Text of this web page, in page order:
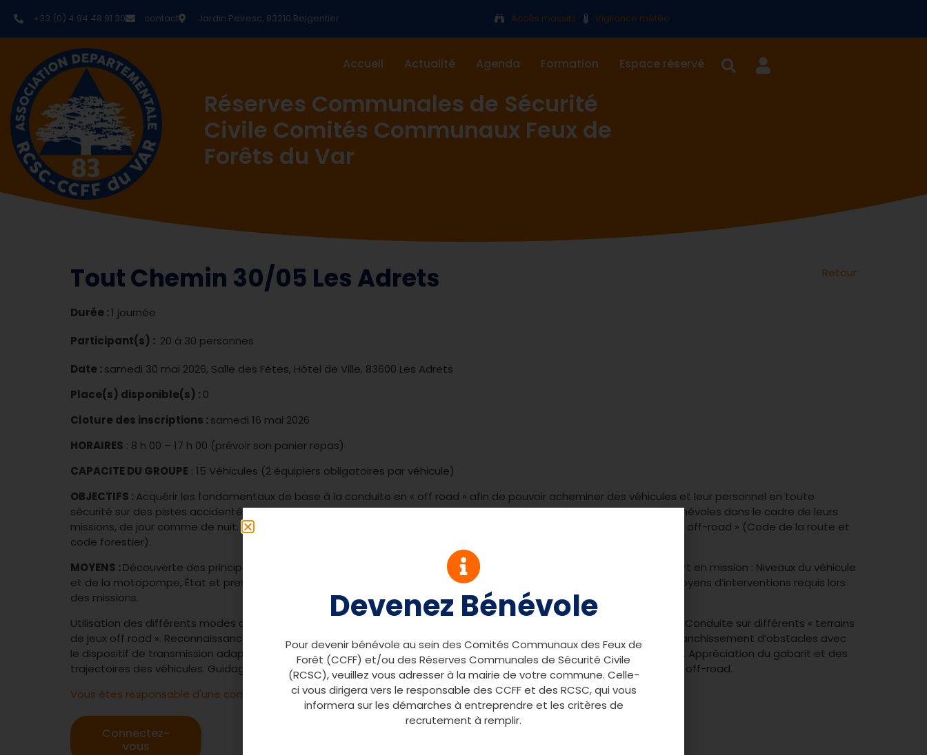
+33 (0) 4 94 48 91 30 contact Jardin Peiresc, 83210 Belgentier Accès massifs Vigilance météo
Accueil Actualité Agenda Formation Espace réservé
Réserves Communales de Sécurité
Civile Comités Communaux Feux de
Forêts du Var
Retour
Tout Chemin 30/05 Les Adrets
Durée :1 journée
Participant(s) : 20 à 30 personnes
Date : samedi 30 mai 2026, Salle des Fêtes, Hôtel de Ville, 83600 Les Adrets
Place(s) disponible(s) : 0
Cloture des inscriptions : samedi 16 mai 2026
HORAIRES : 8 h 00 – 17 h 00 (prévoir son panier repas)
CAPACITE DU GROUPE : 15 Véhicules (2 équipiers obligatoires par véhicule)
OBJECTIFS : Acquérir les fondamentaux de base à la conduite en « off road » afin de pouvoir acheminer des véhicules et leur personnel en toute
sécurité sur des pistes accidentées ou pas. Savoir mettre en œuvre l’ensemble du matériel mis à la disposition des bénévoles dans le cadre de leurs
missions, de jour comme de nuit. Mesurer la responsabilité de chacun lors de la conduite des véhicules sur route et en « off-road » (Code de la route et
code forestier).
MOYENS : Découverte des principales caractéristiques d’un véhicule tout-terrain, Contrôle d’un véhicule avant un départ en mission : Niveaux du véhicule
et de la motopompe, État et pression des pneumatiques. Présence à bord de tous les éléments de sécurité et des moyens d’interventions requis lors
des missions.
Utilisation des différents modes de transmissions des véhicules en fonction de leur modèle et des terrains empruntés. Conduite sur différents « terrains
de jeux off road ». Reconnaissance et évaluation des difficultés du terrain, des obstacles, des pentes ou des devers. Franchissement d’obstacles avec
le dispositif de transmission adapté. Manœuvres de stationnement, de retournement et de positionnement sur un feu. Appréciation du gabarit et des
trajectoires des véhicules. Guidage d’un véhicule de jour comme de nuit. Contrôle d’un véhicule après une utilisation en off-road.
Vous êtes responsable d'une commune ? Connectez-vous pour inscrire un/des bénévoles
Connectez-
vous
Devenez Bénévole
Pour devenir bénévole au sein des Comités Communaux des Feux de
Forêt (CCFF) et/ou des Réserves Communales de Sécurité Civile
(RCSC), veuillez vous adresser à la mairie de votre commune. Celle-
ci vous dirigera vers le responsable des CCFF et des RCSC, qui vous
informera sur les démarches à entreprendre et les critères de
recrutement à remplir.